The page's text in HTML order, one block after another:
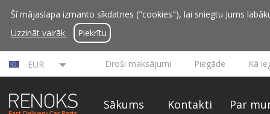
Šī mājaslapa izmanto sīkdatnes ("cookies"), lai sniegtu Jums
Uzzināt vairāk
Piekrītu
EUR Droši maksājumi Piegāde Kā
Sākums Kontakti Par